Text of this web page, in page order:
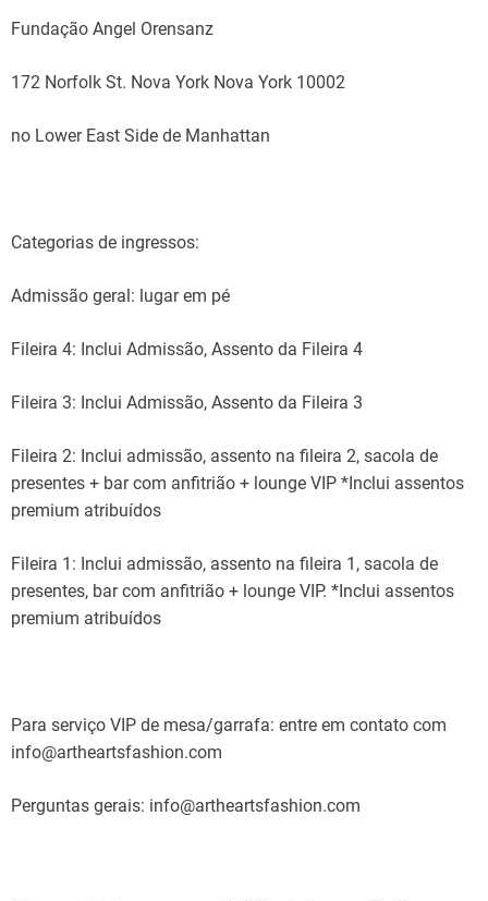
Fundação Angel Orensanz
172 Norfolk St. Nova York Nova York 10002
no Lower East Side de Manhattan
Categorias de ingressos:
Admissão geral: lugar em pé
Fileira 4: Inclui Admissão, Assento da Fileira 4
Fileira 3: Inclui Admissão, Assento da Fileira 3
Fileira 2: Inclui admissão, assento na fileira 2, sacola de
presentes + bar com anfitrião + lounge VIP *Inclui assentos
premium atribuídos
Fileira 1: Inclui admissão, assento na fileira 1, sacola de
presentes, bar com anfitrião + lounge VIP. *Inclui assentos
premium atribuídos
Para serviço VIP de mesa/garrafa: entre em contato com
info@artheartsfashion.com
Perguntas gerais: info@artheartsfashion.com